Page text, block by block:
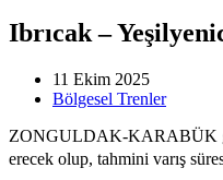
Ibrıcak –
11 Ekim 2025
Bölgesel Trenler
ZONGULDAK-KARABÜK
erecek olup, tahmini varış